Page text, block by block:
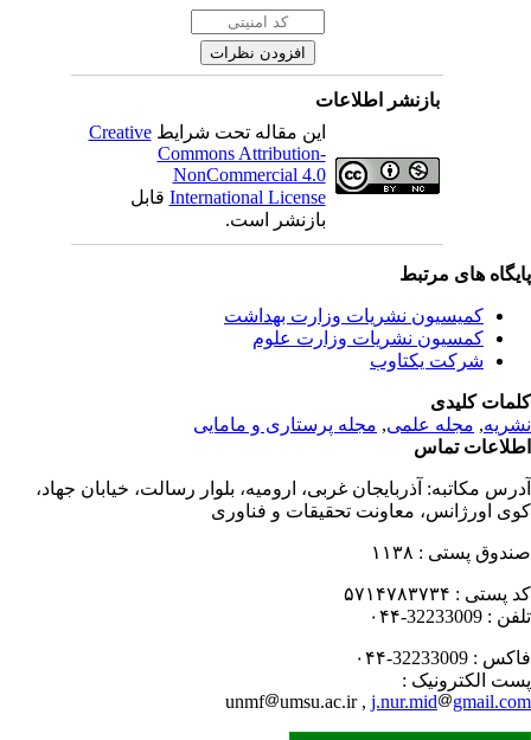
بازنشر اطلاعات
این مقاله تحت شرایطCreative
Commons Attribution-
NonCommercial 4.0
International Licenseقابل
بازنشر است.
های مرتبط
کمیسیون نشریات وزارت بهداشت
کمسیون نشریات وزارت علوم
شرکت یکتاوب
کلیدی
,مجله علمی, مجله پرستاری و مامایی
تماس
مکاتبه:آذربایجان غربی، ارومیه، بلوار رسالت، خیابان جهاد،
اورژانس، معاونت تحقیقات و فناوری
پستی : ۱۱۳۸
پستی : ۵۷۱۴۷۸۳۷۳۴
: 32233009-۰۴۴
: 32233009-۰۴۴
الکترونیک :
unmf
umsu.ac.ir ,j.nur.mid